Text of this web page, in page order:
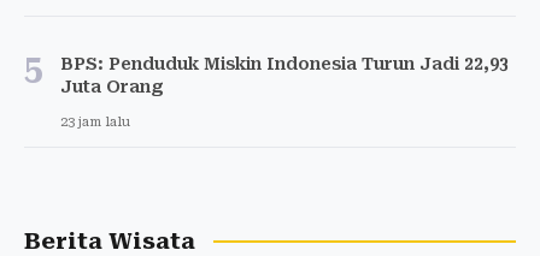
5
BPS: Penduduk Miskin Indonesia Turun Jadi 22,93
Juta Orang
23 jam lalu
Berita Wisata